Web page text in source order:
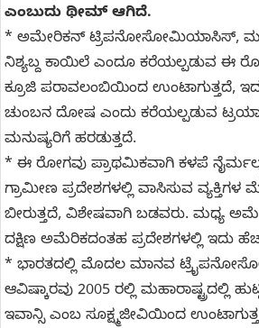
ಎಂಬುದು ಥೀಮ್ ಆಗಿದೆ.
* ಅಮೇರಿಕನ್ ಟ್ರಿಪನೋಸೋಮಿಯಾಸಿಸ್,
ನಿಶ್ಯಬ್ದ ಕಾಯಿಲೆ ಎಂದೂ ಕರೆಯಲ್ಪಡುವ ಈ
ಕ್ರೂಜಿ ಪರಾವಲಂಬಿಯಿಂದ ಉಂಟಾಗುತ್ತದೆ,
ಚುಂಬನ ದೋಷ ಎಂದು ಕರೆಯಲ್ಪಡುವ
ಮನುಷ್ಯರಿಗೆ ಹರಡುತ್ತದೆ.
* ಈ ರೋಗವು ಪ್ರಾಥಮಿಕವಾಗಿ ಕಳಪೆ
ಗ್ರಾಮೀಣ ಪ್ರದೇಶಗಳಲ್ಲಿ ವಾಸಿಸುವ
ಬೀರುತ್ತದೆ, ವಿಶೇಷವಾಗಿ ಬಡವರು. ಮಧ್ಯ
ದಕ್ಷಿಣ ಅಮೆರಿಕದಂತಹ ಪ್ರದೇಶಗಳಲ್ಲಿ ಇದು
* ಭಾರತದಲ್ಲಿ ಮೊದಲ ಮಾನವ
ಆವಿಷ್ಕಾರವು 2005 ರಲ್ಲಿ ಮಹಾರಾಷ್ಟ್ರದಲ್ಲಿ
ಇವಾನ್ಸಿ ಎಂಬ ಸೂಕ್ಷ್ಮಜೀವಿಯಿಂದ